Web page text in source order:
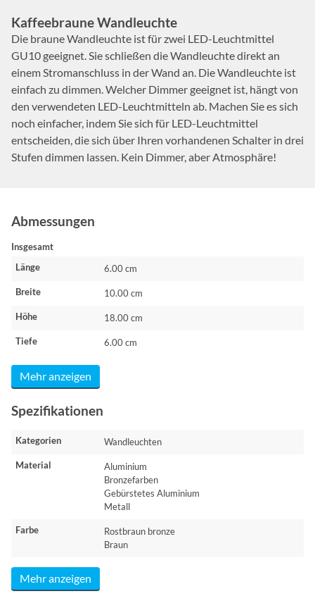
Kaffeebraune Wandleuchte
Die braune Wandleuchte ist für zwei LED-Leuchtmittel
GU10 geeignet. Sie schließen die Wandleuchte direkt an
einem Stromanschluss in der Wand an. Die Wandleuchte ist
einfach zu dimmen. Welcher Dimmer geeignet ist, hängt von
den verwendeten LED-Leuchtmitteln ab. Machen Sie es sich
noch einfacher, indem Sie sich für LED-Leuchtmittel
entscheiden, die sich über Ihren vorhandenen Schalter in drei
Stufen dimmen lassen. Kein Dimmer, aber Atmosphäre!
Abmessungen
Insgesamt
Länge
6.00 cm
Breite 10.00 cm
Höhe 18.00 cm
Tiefe 6.00 cm
Mehr anzeigen
Spezifikationen
Kategorien Wandleuchten
Material
Aluminium
Bronzefarben
Gebürstetes Aluminium
Metall
Farbe
Rostbraun bronze
Braun
Mehr anzeigen